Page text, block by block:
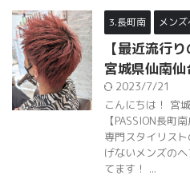
3.長町南 メン
【最近流行
宮城県仙南
2023/7/21
こんにちは！ 宮
【PASSION長町
専門スタイリス
げないメンズの
てます！ ...